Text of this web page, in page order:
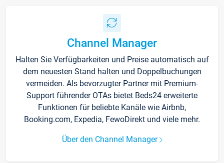
Channel Manager
Halten Sie Verfügbarkeiten und Preise automatisch auf
dem neuesten Stand halten und Doppelbuchungen
vermeiden. Als bevorzugter Partner mit Premium-
Support führender OTAs bietet Beds24 erweiterte
Funktionen für beliebte Kanäle wie Airbnb,
Booking.com, Expedia, FewoDirekt und viele mehr.
Über den Channel Manager